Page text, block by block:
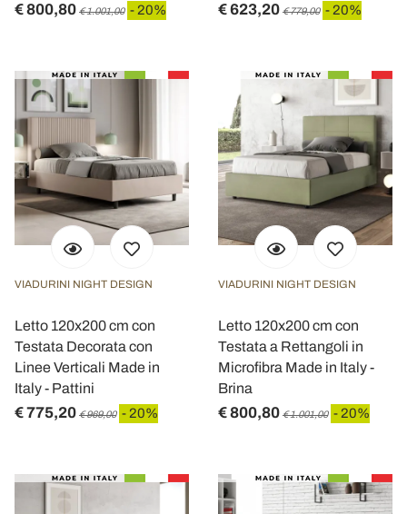
€ 800,80 € 1.001,00 - 20% € 623,20 € 779,00 - 20%
VIADURINI NIGHT DESIGN
Letto 120x200 cm con
Testata Decorata con
Linee Verticali Made in
Italy - Pattini
€ 775,20 € 969,00 - 20%
VIADURINI NIGHT DESIGN
Letto 120x200 cm con
Testata a Rettangoli in
Microfibra Made in Italy -
Brina
€ 800,80 € 1.001,00 - 20%